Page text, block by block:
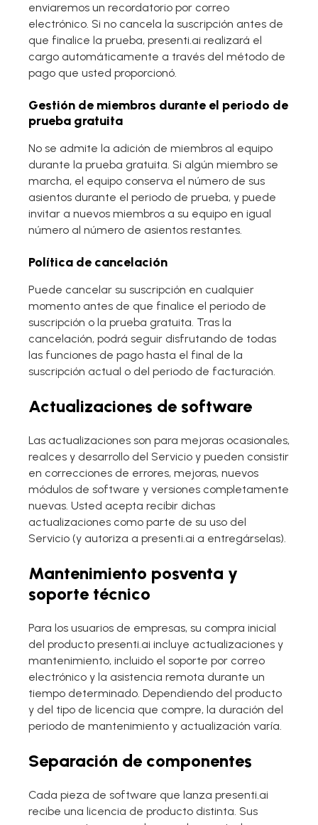
enviaremos un recordatorio por correo
electrónico. Si no cancela la suscripción antes de
que finalice la prueba, presenti.ai realizará el
cargo automáticamente a través del método de
pago que usted proporcionó.
Gestión de miembros durante el periodo de
prueba gratuita
No se admite la adición de miembros al equipo
durante la prueba gratuita. Si algún miembro se
marcha, el equipo conserva el número de sus
asientos durante el periodo de prueba, y puede
invitar a nuevos miembros a su equipo en igual
número al número de asientos restantes.
Política de cancelación
Puede cancelar su suscripción en cualquier
momento antes de que finalice el periodo de
suscripción o la prueba gratuita. Tras la
cancelación, podrá seguir disfrutando de todas
las funciones de pago hasta el final de la
suscripción actual o del periodo de facturación.
Actualizaciones de software
Las actualizaciones son para mejoras ocasionales,
realces y desarrollo del Servicio y pueden consistir
en correcciones de errores, mejoras, nuevos
módulos de software y versiones completamente
nuevas. Usted acepta recibir dichas
actualizaciones como parte de su uso del
Servicio (y autoriza a presenti.ai a entregárselas).
Mantenimiento posventa y
soporte técnico
Para los usuarios de empresas, su compra inicial
del producto presenti.ai incluye actualizaciones y
mantenimiento, incluido el soporte por correo
electrónico y la asistencia remota durante un
tiempo determinado. Dependiendo del producto
y del tipo de licencia que compre, la duración del
periodo de mantenimiento y actualización varía.
Separación de componentes
Cada pieza de software que lanza presenti.ai
recibe una licencia de producto distinta. Sus